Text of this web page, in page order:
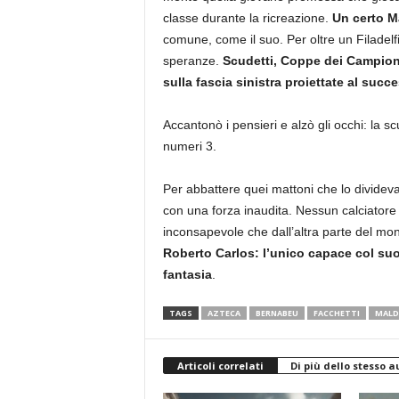
classe durante la ricreazione. Un certo
comune, come il suo. Per oltre un
speranze. Scudetti, Coppe dei
sulla fascia sinistra proiettate al
Accantonò i pensieri e alzò gli occhi: la
numeri 3.
Per abbattere quei mattoni che lo
con una forza inaudita. Nessun
inconsapevole che dall’altra parte del
Roberto Carlos: l’unico capace col
fantasia.
TAGS AZTECA BERNABEU FACCHETTI
Articoli correlati Di più dello stesso